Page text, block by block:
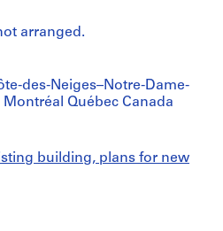
arranged.
des-Neiges–Notre-Dame-
Québec Canada
building, plans for new